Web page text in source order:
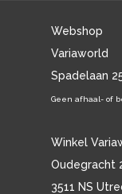
Webshop
Variaworld
Spadelaan
Geen afhaal- of
Winkel
Oudegracht
3511 NS